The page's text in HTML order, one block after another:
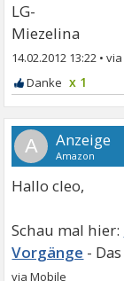
LG-
Miezelina
14.02.2012 13:22 •
x 1
A
Hallo cleo,
Vorgänge